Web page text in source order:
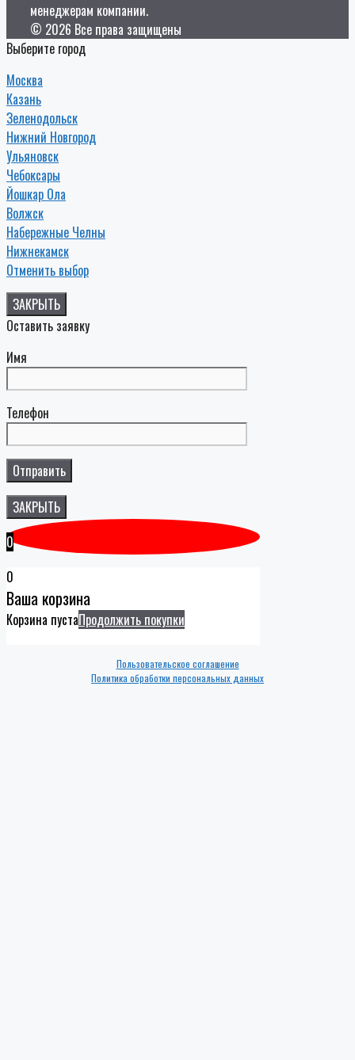
менеджерам компании.
© 2026 Все права защищены
Выберите город
Москва
Казань
Зеленодольск
Нижний Новгород
Ульяновск
Чебоксары
Йошкар Ола
Волжск
Набережные Челны
Нижнекамск
Отменить выбор
ЗАКРЫТЬ
Оставить заявку
Имя
Телефон
ЗАКРЫТЬ
0
0
Ваша корзина
Корзина пустаПродолжить покупки
Пользовательское соглашение
Политика обработки персональных данных